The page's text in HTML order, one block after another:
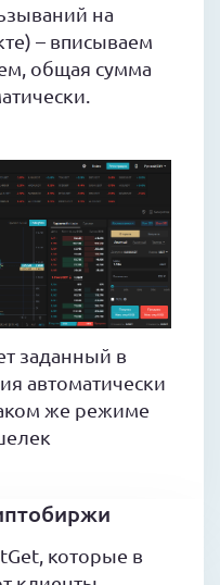
на
– вписываем
общая сумма
заданный в
автоматически
же режиме
которые в